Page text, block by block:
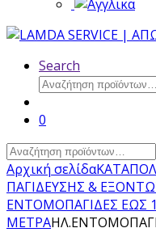
Search
Αναζήτηση
0
Αναζήτηση
για:
Αρχική σελίδα
ΠΑΓΙΔΕΥΣΗΣ &
ΕΝΤΟΜΟΠΑΓΙΔΕΣ ΕΩΣ
ΜΕΤΡΑ